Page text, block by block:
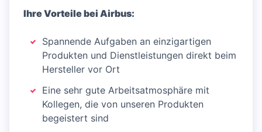
Ihre Vorteile bei Airbus:
Spannende Aufgaben an einzigartigen
Produkten und Dienstleistungen direkt beim
Hersteller vor Ort
Eine sehr gute Arbeitsatmosphäre mit
Kollegen, die von unseren Produkten
begeistert sind